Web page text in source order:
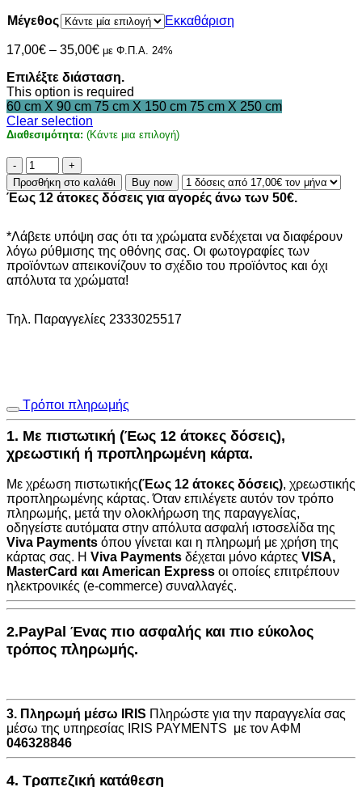
Μέγεθος Εκκαθάριση
17,00€ – 35,00€Price
17,00€
through
35,00€
με Φ.Π.Α. 24%
Επιλέξτε διάσταση.
This option is required
60 cm X 90 cm 75 cm X 150 cm 75 cm X 250 cm
Clear selection
Διαθεσιμότητα: (Κάντε μια επιλογή)
Χαλί
Canvas
234
X
Προσθήκη στο καλάθι Buy now
Έως 12 άτοκες δόσεις για αγορές άνω των 50€.
*Λάβετε υπόψη σας ότι τα χρώματα ενδέχεται να διαφέρουν
λόγω ρύθμισης της οθόνης σας. Οι φωτογραφίες των
προϊόντων απεικονίζουν το σχέδιο του προϊόντος και όχι
απόλυτα τα χρώματα!
Τηλ. Παραγγελίες 2333025517
Τρόποι πληρωμής
1. Με πιστωτική (Έως 12 άτοκες δόσεις),
χρεωστική ή προπληρωμένη κάρτα.
Με χρέωση πιστωτικής(Έως 12 άτοκες δόσεις), χρεωστικής
προπληρωμένης κάρτας. Όταν επιλέγετε αυτόν τον τρόπο
πληρωμής, μετά την ολοκλήρωση της παραγγελίας,
οδηγείστε αυτόματα στην απόλυτα ασφαλή ιστοσελίδα της
Viva Payments όπου γίνεται και η πληρωμή με χρήση της
κάρτας σας. Η Viva Payments δέχεται μόνο κάρτες VISA,
MasterCard και American Express οι οποίες επιτρέπουν
ηλεκτρονικές (e-commerce) συναλλαγές.
2.PayPal Ένας πιο ασφαλής και πιο εύκολος
τρόπος πληρωμής.
3. Πληρωμή μέσω IRIS Πληρώστε για την παραγγελία σας
μέσω της υπηρεσίας IRIS PAYMENTS με τον ΑΦΜ
046328846
4. Τραπεζική κατάθεση